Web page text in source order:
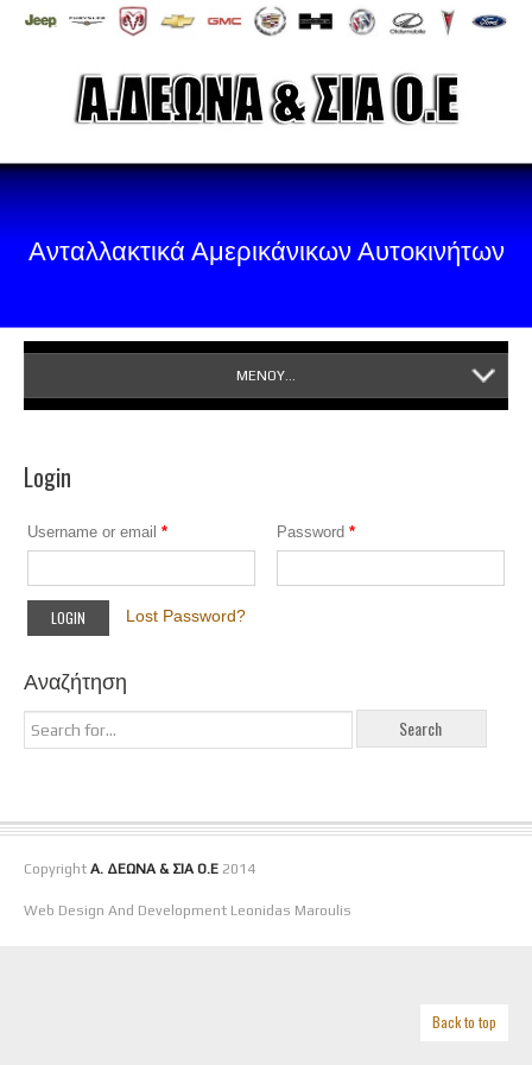
Ανταλλακτικά Αμερικάνικων Αυτοκινήτων
ΜΕΝΟΥ...
Back to top
Login
Username or email * Password*
Lost Password?
Αναζήτηση
Copyright Α. ΔΕΩΝΑ & ΣΙΑ Ο.Ε 2014
Web Design And Development Leonidas Maroulis